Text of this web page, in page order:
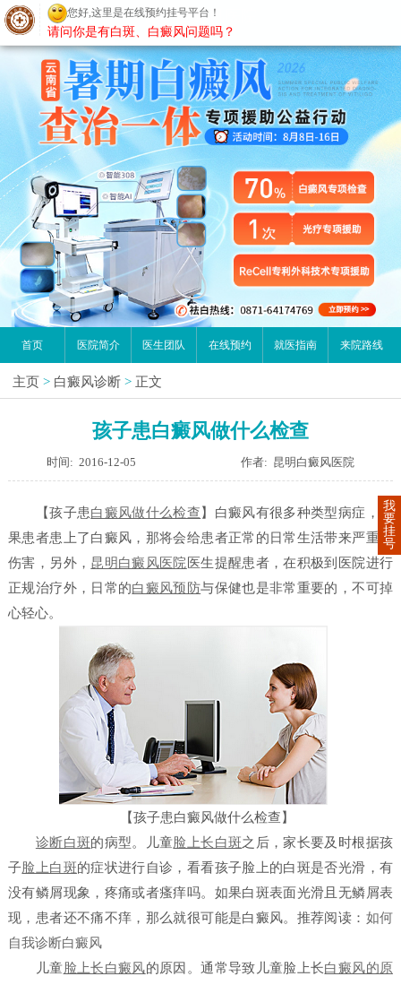
昆明白癜风医院
首页 医院简介 医生团队 在线预约 就医指南 来院路线
主页 > 白癜风诊断 > 正文
孩子患白癜风做什么检查
时间: 2016-12-05 作者: 昆明白癜风医院
【孩子患白癜风做什么检查 】 白癜风有很多种类型病症，如
果患者患上了白癜风，那将会给患者正常的日常生活带来严重的
伤害，另外， 昆明白癜风医院 医生提醒患者，在积极到医院进行
正规治疗外，日常的白癜风预防与保健也是非常重要的，不可掉
心轻心。
【孩子患白癜风做什么检查】
诊断白斑的病型。儿童脸上长白斑之后，家长要及时根据孩
子脸上白斑的症状进行自诊，看看孩子脸上的白斑是否光滑，有
没有鳞屑现象，疼痛或者瘙痒吗。如果白斑表面光滑且无鳞屑表
现，患者还不痛不痒，那么就很可能是白癜风。 推荐阅读： 如何
自我诊断白癜风
儿童脸上长白癜风的原因。通常导致儿童脸上长白癜风的原
我
要
挂
号
您好,这里是在线预约挂号平台！
请问你是有白斑、白癜风问题吗？